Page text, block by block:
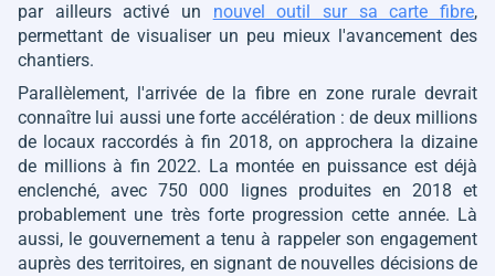
par ailleurs activé un nouvel outil sur sa carte fibre,
permettant de visualiser un peu mieux l'avancement des
chantiers.
Parallèlement, l'arrivée de la fibre en zone rurale devrait
connaître lui aussi une forte accélération : de deux millions
de locaux raccordés à fin 2018, on approchera la dizaine
de millions à fin 2022. La montée en puissance est déjà
enclenché, avec 750 000 lignes produites en 2018 et
probablement une très forte progression cette année. Là
aussi, le gouvernement a tenu à rappeler son engagement
auprès des territoires, en signant de nouvelles décisions de